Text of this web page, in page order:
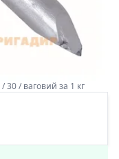
30 / ваговий за 1 кг